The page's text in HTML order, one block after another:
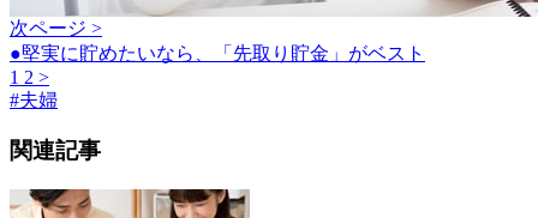
次ページ >
●堅実に貯めたいなら、「先取り貯金」がベスト
1 2 >
#夫婦
関連記事